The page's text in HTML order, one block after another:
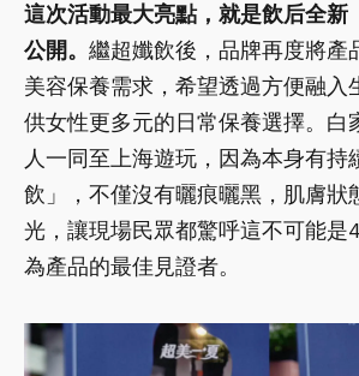
這次活動最大亮點，就是飲后全新
公開。 繼超孅飲後，品牌再度將產
美容保養需求，希望透過方便融入
供女性更多元的日常保養選擇。白
人一同至上海遊玩，因為本身有持
飲」，不僅沒有曬痕曬黑，肌膚狀
光，讓現場民眾都驚呼這不可能是
為產品的最佳見證者。